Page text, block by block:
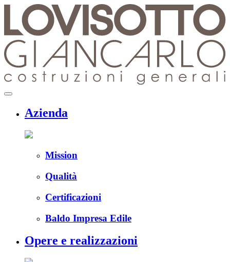
content
menu
Azienda
Mission
Qualità
Certificazioni
Baldo Impresa Edile
Opere e realizzazioni